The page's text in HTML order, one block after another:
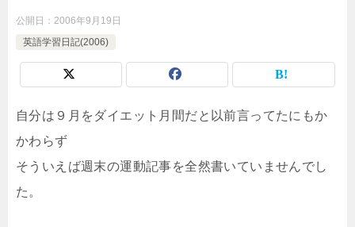
公開日： 2006年9月19日
英語学習日記(2006)
自分は９月をダイエット月間だと以前言ってたにもか
かわらず
そういえば週末の運動記事を全然書いていませんでし
た。